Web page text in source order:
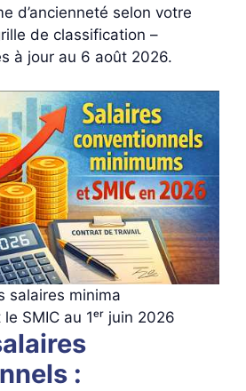
d’ancienneté selon votre
de classification –
à jour au 6 août 2026.
salaires minima
SMIC au 1ᵉʳ juin 2026
: